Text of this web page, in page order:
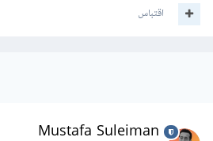
اقتباس
Mustafa Suleiman